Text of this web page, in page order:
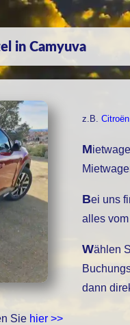
in Camyuva
z.B.
Mietwagen für Ihren Urlaub in Camyuva gesucht? Buchen Sie bei uns einen
Bei uns finden Sie garantiert den richtigen Mietwagen, unser Fuhrpark bietet
alles
dann
Sie hier >>